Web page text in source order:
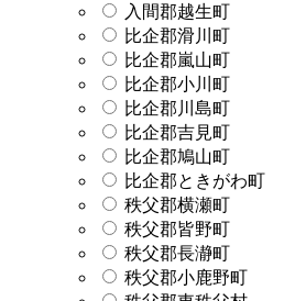
入間郡越生町
比企郡滑川町
比企郡嵐山町
比企郡小川町
比企郡川島町
比企郡吉見町
比企郡鳩山町
比企郡ときがわ町
秩父郡横瀬町
秩父郡皆野町
秩父郡長瀞町
秩父郡小鹿野町